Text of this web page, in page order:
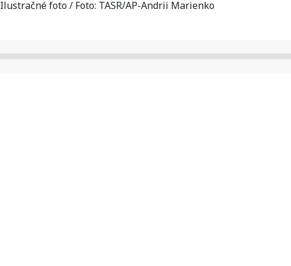
Ilustračné foto / Foto: TASR/AP-Andrii Marienko